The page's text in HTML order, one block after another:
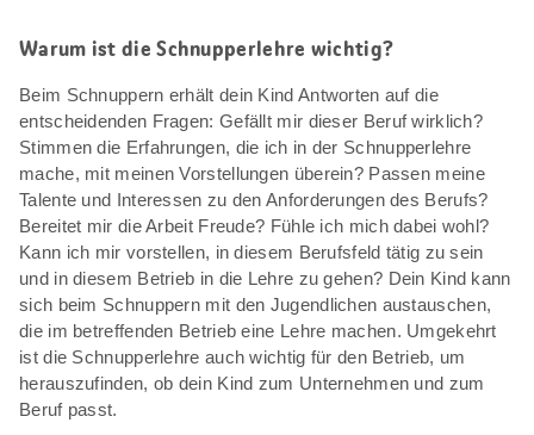
Warum ist die Schnupperlehre wichtig?
Beim Schnuppern erhält dein Kind Antworten auf die
entscheidenden Fragen: Gefällt mir dieser Beruf wirklich?
Stimmen die Erfahrungen, die ich in der Schnupperlehre
mache, mit meinen Vorstellungen überein? Passen meine
Talente und Interessen zu den Anforderungen des Berufs?
Bereitet mir die Arbeit Freude? Fühle ich mich dabei wohl?
Kann ich mir vorstellen, in diesem Berufsfeld tätig zu sein
und in diesem Betrieb in die Lehre zu gehen? Dein Kind kann
sich beim Schnuppern mit den Jugendlichen austauschen,
die im betreffenden Betrieb eine Lehre machen. Umgekehrt
ist die Schnupperlehre auch wichtig für den Betrieb, um
herauszufinden, ob dein Kind zum Unternehmen und zum
Beruf passt.